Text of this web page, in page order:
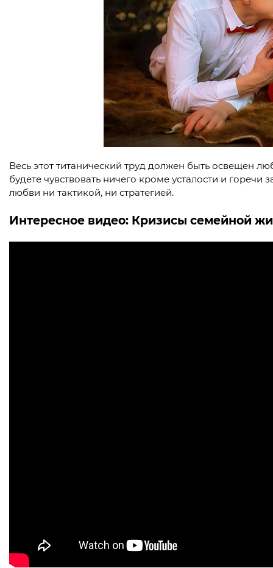
Весь этот титанический труд должен быть освещен
будете чувствовать ничего кроме усталости и
любви ни тактикой, ни стратегией.
Интересное видео: Кризисы семейной